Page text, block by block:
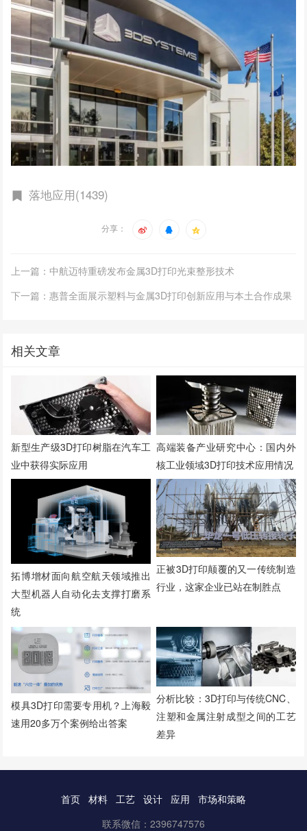
落地应用(1439)
分享：
上一篇：中航迈特重磅发布金属3D打印光束整形技术
下一篇：惠普全面展示塑料与金属3D打印创新应用与本土合作成果
相关文章
新型生产级3D打印树脂在汽车工
业中获得实际应用
高端装备产业研究中心：国内外
核工业领域3D打印技术应用情况
拓博增材面向航空航天领域推出
大型机器人自动化去支撑打磨系
统
正被3D打印颠覆的又一传统制造
行业，这家企业已站在制胜点
模具3D打印需要专用机？上海毅
速用20多万个案例给出答案
分析比较：3D打印与传统CNC、
注塑和金属注射成型之间的工艺
差异
首页 材料 工艺 设计 应用
市场和策略
联系微信：2396747576